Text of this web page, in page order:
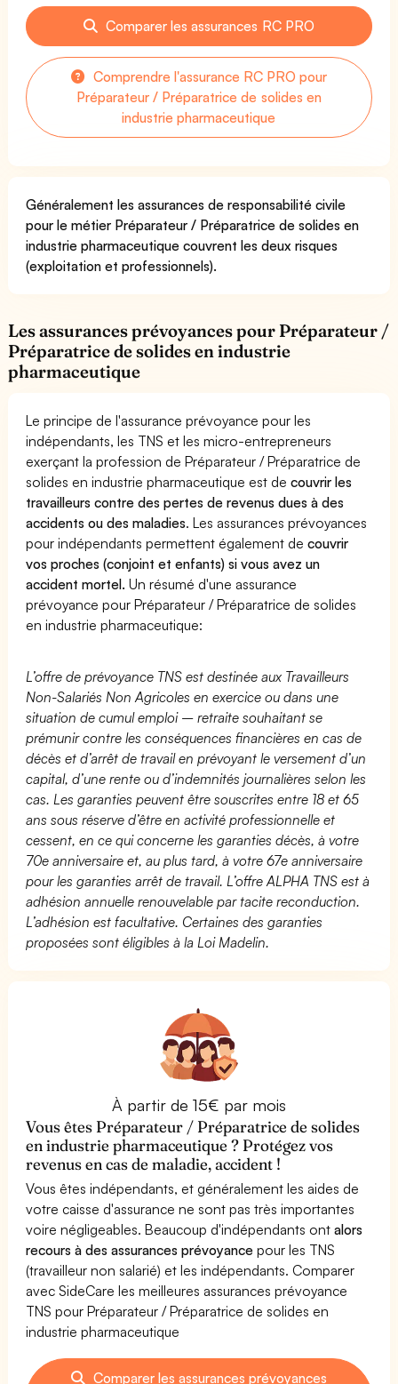
Comparer les assurances RC PRO
Comprendre l'assurance RC PRO pour
Préparateur / Préparatrice de solides en
industrie pharmaceutique
Généralement les assurances de responsabilité civile
pour le métier Préparateur / Préparatrice de solides en
industrie pharmaceutique couvrent les deux risques
(exploitation et professionnels).
Les assurances prévoyances pour Préparateur /
Préparatrice de solides en industrie
pharmaceutique
Le principe de l'assurance prévoyance pour les
indépendants, les TNS et les micro-entrepreneurs
exerçant la profession de Préparateur / Préparatrice de
solides en industrie pharmaceutique est decouvrir les
travailleurs contre des pertes de revenus dues à des
accidents ou des maladies. Les assurances prévoyances
pour indépendants permettent également decouvrir
vos proches (conjoint et enfants) si vous avez un
accident mortel. Un résumé d'une assurance
prévoyance pour Préparateur / Préparatrice de solides
en industrie pharmaceutique:
L’offre de prévoyance TNS est destinée aux Travailleurs
Non-Salariés Non Agricoles en exercice ou dans une
situation de cumul emploi – retraite souhaitant se
prémunir contre les conséquences financières en cas de
décès et d’arrêt de travail en prévoyant le versement d’un
capital, d’une rente ou d’indemnités journalières selon les
cas. Les garanties peuvent être souscrites entre 18 et 65
ans sous réserve d’être en activité professionnelle et
cessent, en ce qui concerne les garanties décès, à votre
70e anniversaire et, au plus tard, à votre 67e anniversaire
pour les garanties arrêt de travail. L’offre ALPHA TNS est à
adhésion annuelle renouvelable par tacite reconduction.
L’adhésion est facultative. Certaines des garanties
proposées sont éligibles à la Loi Madelin.
À partir de 15€ par mois
Vous êtes Préparateur / Préparatrice de solides
en industrie pharmaceutique ? Protégez vos
revenus en cas de maladie, accident !
Vous êtes indépendants, et généralement les aides de
votre caisse d'assurance ne sont pas très importantes
voire négligeables. Beaucoup d'indépendants ontalors
recours à des assurances prévoyance pour les TNS
(travailleur non salarié) et les indépendants. Comparer
avec SideCare les meilleures assurances prévoyance
TNS pour Préparateur / Préparatrice de solides en
industrie pharmaceutique
Comparer les assurances prévoyances